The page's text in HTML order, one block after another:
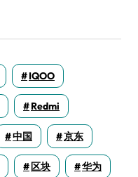
IQOO
Redmi
中国 京东
区块 华为